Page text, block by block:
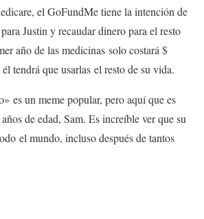
el GoFundMe tiene la intención de
Justin y recaudar dinero para el resto
año de las medicinas solo costará $
tendrá que usarlas el resto de su vida.
es un meme popular, pero aquí que es
de edad, Sam. Es increíble ver que su
el mundo, incluso después de tantos